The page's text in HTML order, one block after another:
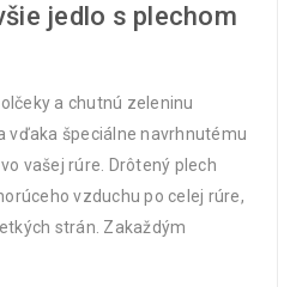
jedlo s plechom
a chutnú zeleninu
vďaka špeciálne navrhnutému
vašej rúre. Drôtený plech
vzduchu po celej rúre,
strán. Zakaždým